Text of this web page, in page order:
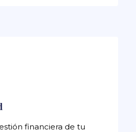
financiera de tu